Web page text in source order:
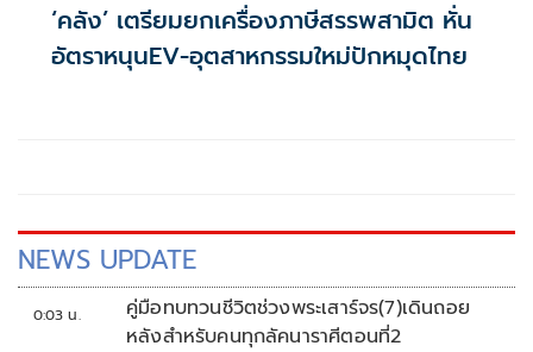
‘คลัง’ เตรียมยกเครื่องภาษีสรรพสามิต หั่น
อัตราหนุนEV-อุตสาหกรรมใหม่ปักหมุดไทย
NEWS UPDATE
0:03 น.
คู่มือทบทวนชีวิตช่วงพระเสาร์จร(7)เดินถอย
หลังสำหรับคนทุกลัคนาราศีตอนที่2